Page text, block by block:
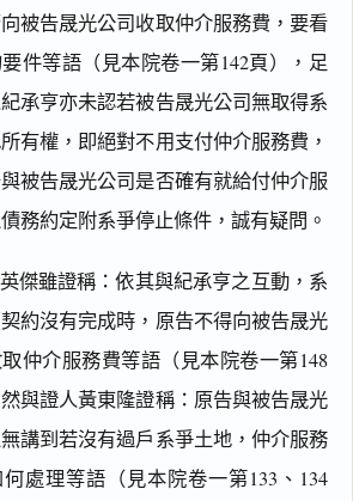
被告晟光公司收取仲介服務費，要看
件等語（見本院卷一第142頁），足
承亨亦未認若被告晟光公司無取得系
有權，即絕對不用支付仲介服務費，
被告晟光公司是否確有就給付仲介服
務約定附系爭停止條件，誠有疑問。
傑雖證稱：依其與紀承亨之互動，系
約沒有完成時，原告不得向被告晟光
仲介服務費等語（見本院卷一第148
與證人黃東隆證稱：原告與被告晟光
講到若沒有過戶系爭土地，仲介服務
處理等語（見本院卷一第133、134
實
及
由
一
鍵
製
全
文